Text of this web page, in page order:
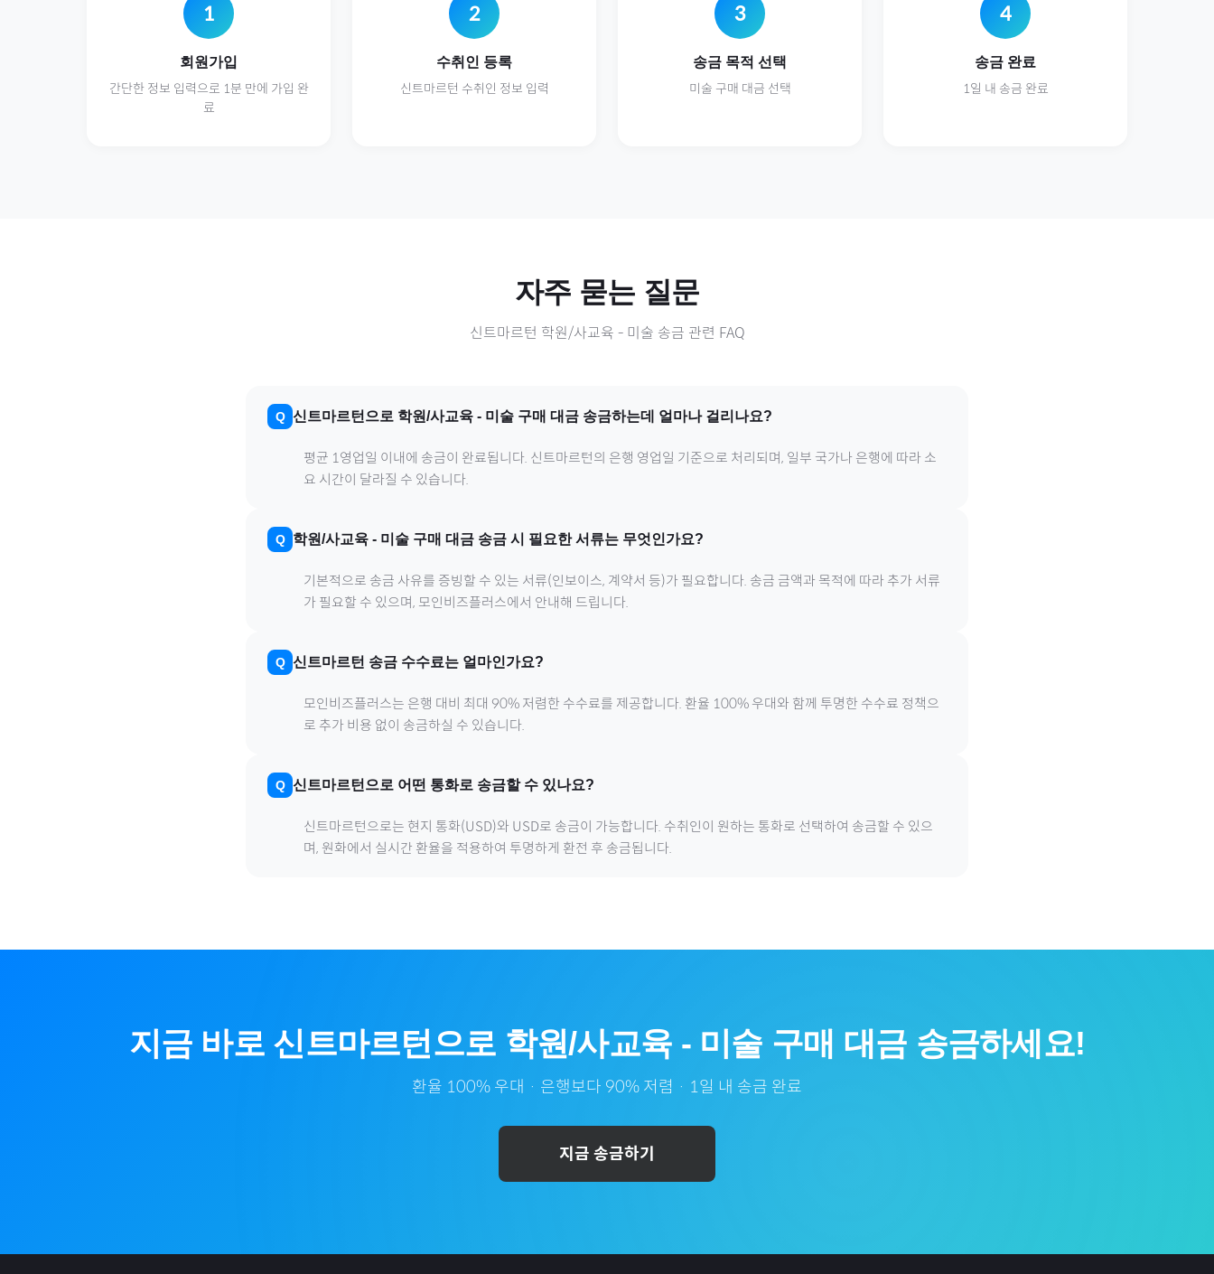
1
회원가입
간단한 정보 입력으로 1분 만에 가입 완
료
2
수취인 등록
신트마르턴 수취인 정보 입력
3
송금 목적 선택
미술 구매 대금 선택
4
송금 완료
1일 내 송금 완료
자주 묻는 질문
신트마르턴 학원/사교육 - 미술 송금 관련 FAQ
신트마르턴 으로 학원/사교육 - 미술 구매 대금 송금하는데 얼마나 걸리나요?
평균 1영업일 이내에 송금이 완료됩니다. 신트마르턴의 은행 영업일 기준으로 처리되며, 일부 국가나 은행에 따라 소
요 시간이 달라질 수 있습니다.
학원/사교육 - 미술 구매 대금 송금 시 필요한 서류는 무엇인가요?
기본적으로 송금 사유를 증빙할 수 있는 서류(인보이스, 계약서 등)가 필요합니다. 송금 금액과 목적에 따라 추가 서류
가 필요할 수 있으며, 모인비즈플러스에서 안내해 드립니다.
신트마르턴 송금 수수료는 얼마인가요?
모인비즈플러스는 은행 대비 최대 90% 저렴한 수수료를 제공합니다. 환율 100% 우대와 함께 투명한 수수료 정책으
로 추가 비용 없이 송금하실 수 있습니다.
신트마르턴 으로 어떤 통화로 송금할 수 있나요?
신트마르턴으로는 현지 통화(USD)와 USD로 송금이 가능합니다. 수취인이 원하는 통화로 선택하여 송금할 수 있으
며, 원화에서 실시간 환율을 적용하여 투명하게 환전 후 송금됩니다.
지금 바로 신트마르턴으로 학원/사교육 - 미술 구매 대금 송금하세요!
환율 100% 우대 · 은행보다 90% 저렴 · 1일 내 송금 완료
지금 송금하기